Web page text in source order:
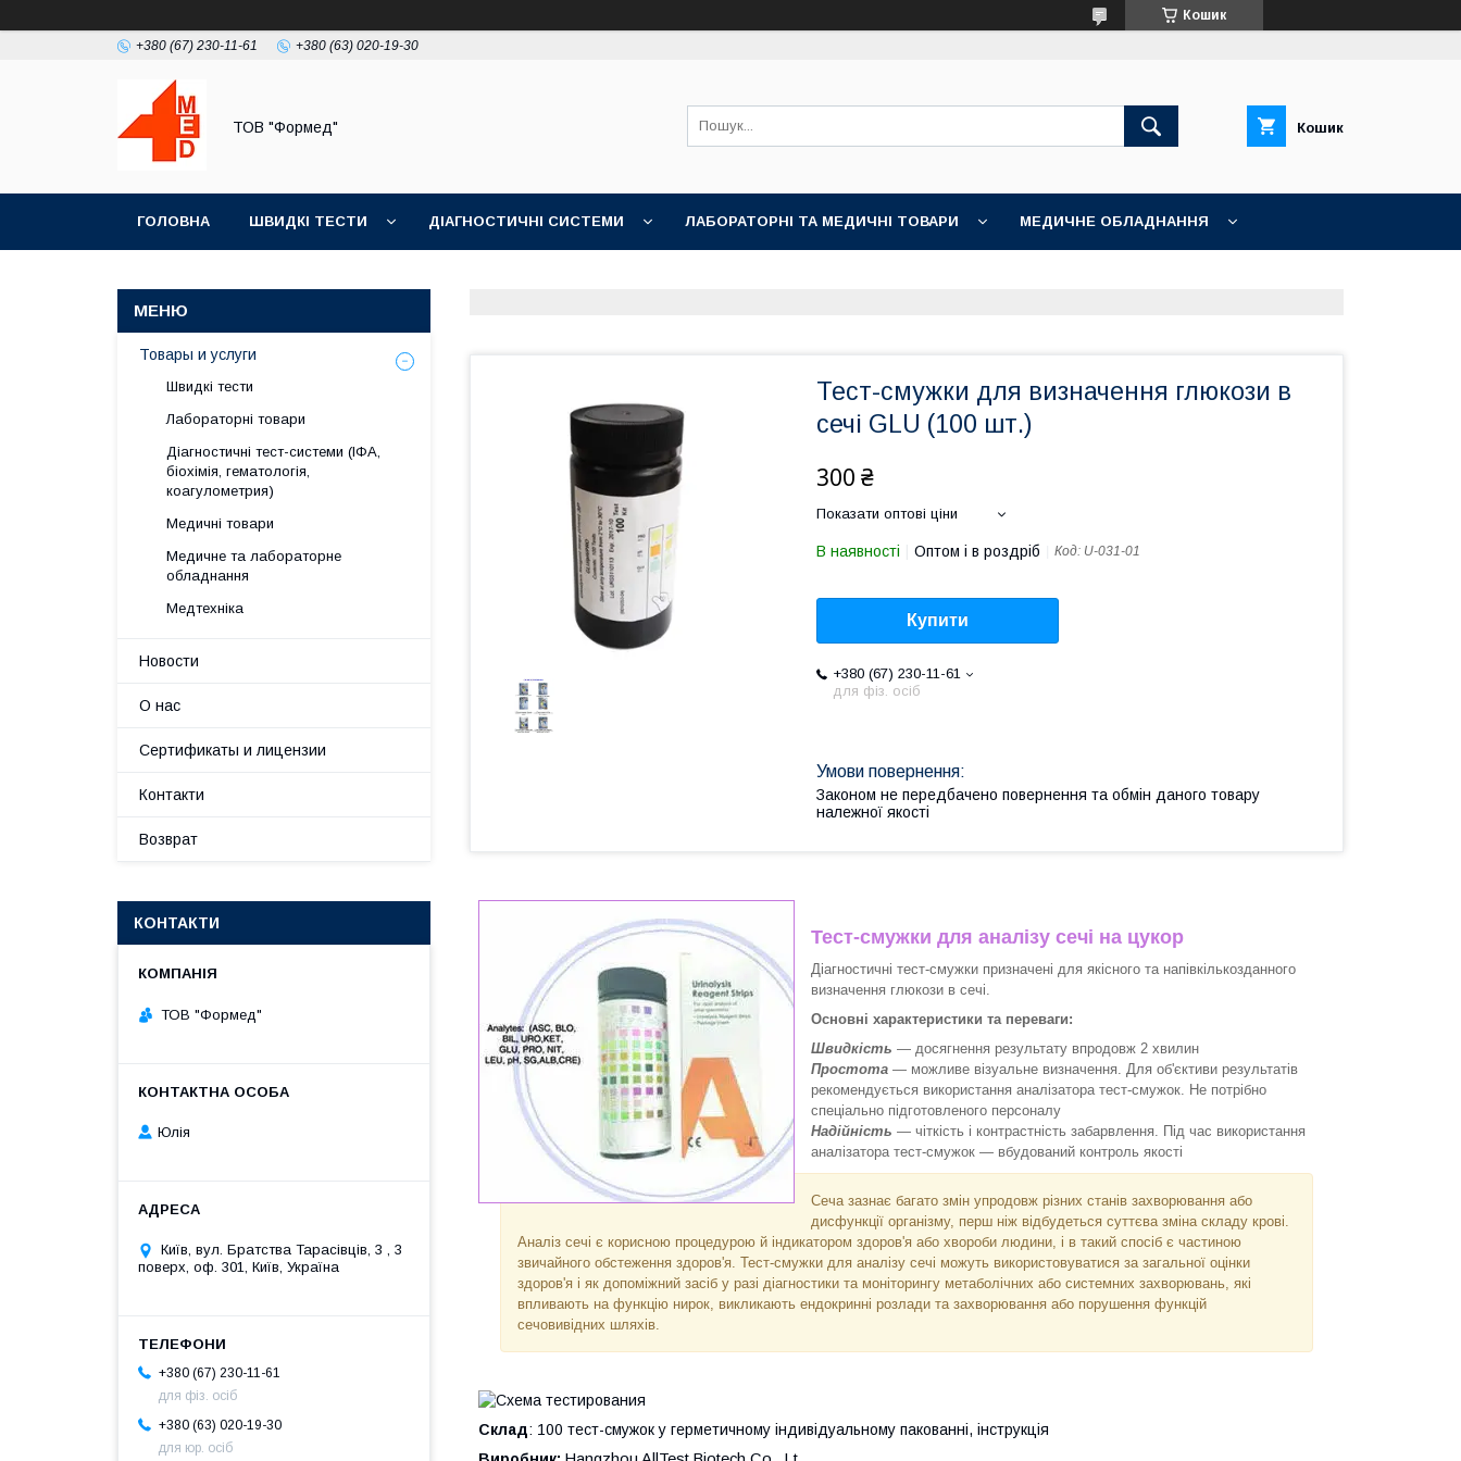
Кошик
+380 (67) 230-11-61 +380 (63) 020-19-30
ТОВ "Формед" Кошик
ГОЛОВНА ШВИДКІ ТЕСТИ ДІАГНОСТИЧНІ СИСТЕМИ ЛАБОРАТОРНІ ТА МЕДИЧНІ ТОВАРИ МЕДИЧНЕ ОБЛАДНАННЯ
Тест-смужки для визначення глюкози в
сечі GLU (100 шт.)
300 ₴
Показати оптові ціни
В наявності Оптом і в роздріб Код: U-031-01
Купити
+380 (67) 230-11-61
для фіз. осіб
Законом не передбачено повернення та обмін даного товару
належної якості
Тест-смужки для аналізу сечі на цукор
Діагностичні тест-смужки призначені для якісного та напівкількозданного
визначення глюкози в сечі.
Основні характеристики та переваги:
Швидкість — досягнення результату впродовж 2 хвилин
Простота — можливе візуальне визначення. Для об'єктиви результатів
рекомендується використання аналізатора тест-смужок. Не потрібно
спеціально підготовленого персоналу
Надійність — чіткість і контрастність забарвлення. Під час використання
аналізатора тест-смужок — вбудований контроль якості
Сеча зазнає багато змін упродовж різних станів захворювання або
дисфункції організму, перш ніж відбудеться суттєва зміна складу крові.
Аналіз сечі є корисною процедурою й індикатором здоров'я або хвороби людини, і в такий спосіб є частиною
звичайного обстеження здоров'я. Тест-смужки для аналізу сечі можуть використовуватися за загальної оцінки
здоров'я і як допоміжний засіб у разі діагностики та моніторингу метаболічних або системних захворювань, які
впливають на функцію нирок, викликають ендокринні розлади та захворювання або порушення функцій
сечовивідних шляхів.
Склад: 100 тест-смужок у герметичному індивідуальному пакованні, інструкція
Товары и услуги
Швидкі тести
Лабораторні товари
Діагностичні тест-системи (ІФА,
біохімія, гематологія,
коагулометрия)
Медичні товари
Медичне та лабораторне
обладнання
Медтехніка
Новости
О нас
Сертификаты и лицензии
Контакти
Возврат
КОНТАКТИ
ТОВ "Формед"
Юлія
Київ, вул. Братства Тарасівців, 3 , 3
поверх, оф. 301, Київ, Україна
+380 (67) 230-11-61
для фіз. осіб
+380 (63) 020-19-30
для юр. осіб